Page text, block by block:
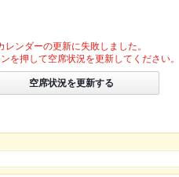
レンダーの更新に失敗しました。
を押して空席状況を更新してください。
空席状況を更新する